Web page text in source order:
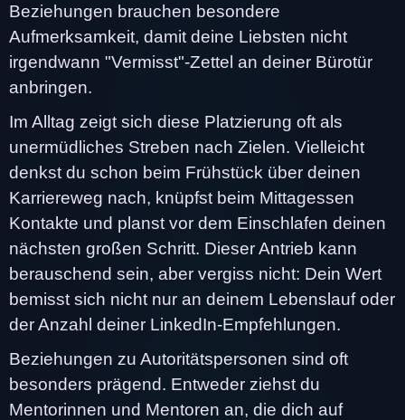
Beziehungen brauchen besondere
Aufmerksamkeit, damit deine Liebsten nicht
irgendwann "Vermisst"-Zettel an deiner Bürotür
anbringen.
Im Alltag zeigt sich diese Platzierung oft als
unermüdliches Streben nach Zielen. Vielleicht
denkst du schon beim Frühstück über deinen
Karriereweg nach, knüpfst beim Mittagessen
Kontakte und planst vor dem Einschlafen deinen
nächsten großen Schritt. Dieser Antrieb kann
berauschend sein, aber vergiss nicht: Dein Wert
bemisst sich nicht nur an deinem Lebenslauf oder
der Anzahl deiner LinkedIn-Empfehlungen.
Beziehungen zu Autoritätspersonen sind oft
besonders prägend. Entweder ziehst du
Mentorinnen und Mentoren an, die dich auf